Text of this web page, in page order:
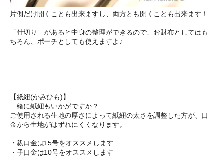
片側だけ開くことも出来ますし、両方とも開くことも出来ます！
「仕切り」があると中身の整理ができるので、お財布としてはも
ちろん、ポーチとしても使えますよ♪
【紙紐(かみひも)】
一緒に紙紐もいかがですか？
ご使用される生地の厚さによって紙紐の太さを調整した方が、口
金から生地がはずれにくくなります。
・親口金は15号をオススメします
・子口金は10号をオススメします